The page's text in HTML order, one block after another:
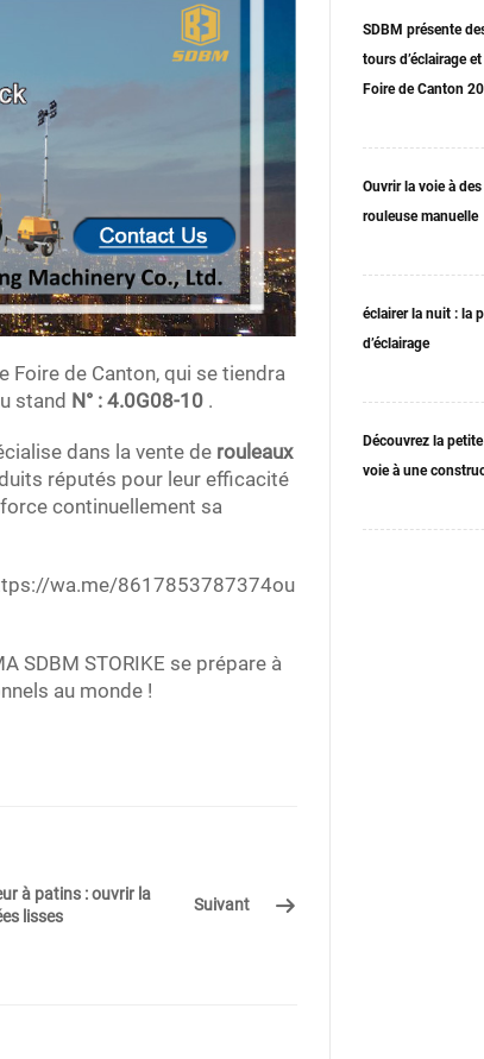
Foire de Canton, qui se tiendra
stand N° : 4.0G08-10 .
dans la vente de rouleaux
réputés pour leur efficacité
continuellement sa
wa.me/8617853787374ou
SDBM STORIKE se prépare à
au monde !
à patins : ouvrir la
lisses
Suivant
SDBM présente
tours d’éclairage
Foire de Canton
Ouvrir la voie à
rouleuse manuelle
éclairer la nuit : la
d’éclairage
Découvrez la
voie à une